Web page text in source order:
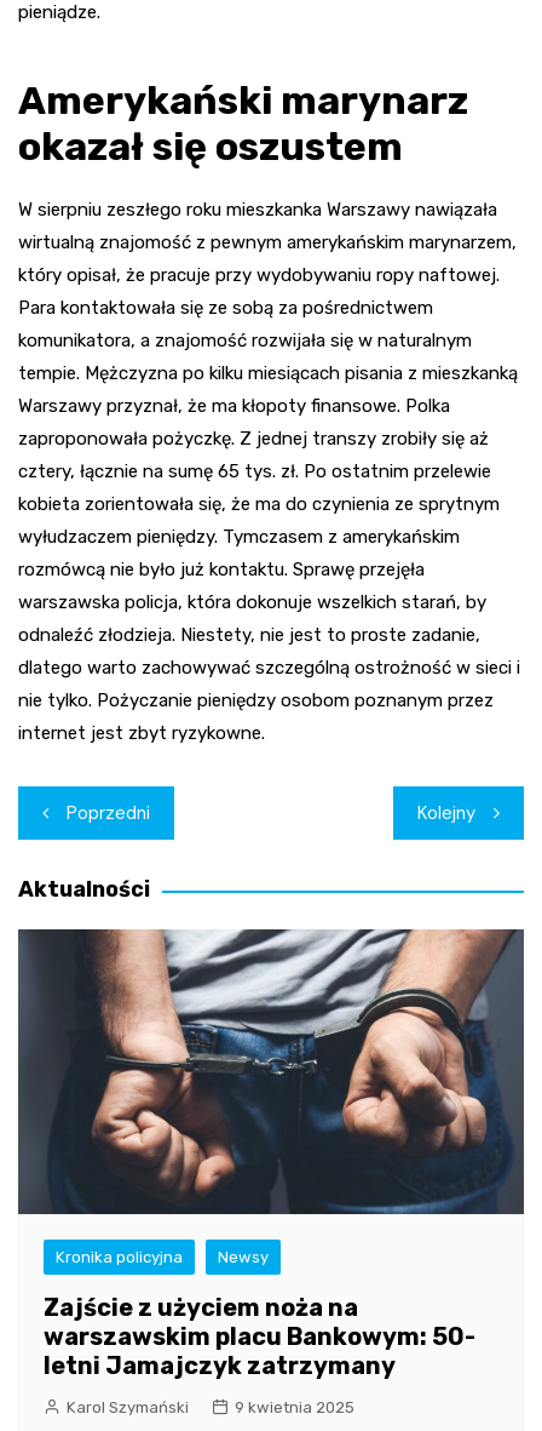
pieniądze.
Amerykański marynarz
okazał się oszustem
W sierpniu zeszłego roku mieszkanka Warszawy nawiązała
wirtualną znajomość z pewnym amerykańskim marynarzem,
który opisał, że pracuje przy wydobywaniu ropy naftowej.
Para kontaktowała się ze sobą za pośrednictwem
komunikatora, a znajomość rozwijała się w naturalnym
tempie. Mężczyzna po kilku miesiącach pisania z mieszkanką
Warszawy przyznał, że ma kłopoty finansowe. Polka
zaproponowała pożyczkę. Z jednej transzy zrobiły się aż
cztery, łącznie na sumę 65 tys. zł. Po ostatnim przelewie
kobieta zorientowała się, że ma do czynienia ze sprytnym
wyłudzaczem pieniędzy. Tymczasem z amerykańskim
rozmówcą nie było już kontaktu. Sprawę przejęła
warszawska policja, która dokonuje wszelkich starań, by
odnaleźć złodzieja. Niestety, nie jest to proste zadanie,
dlatego warto zachowywać szczególną ostrożność w sieci i
nie tylko. Pożyczanie pieniędzy osobom poznanym przez
internet jest zbyt ryzykowne.
Nawigacja
wpisu
Poprzedni Kolejny
Aktualności
Kronika policyjna Newsy
Zajście z użyciem noża na
warszawskim placu Bankowym: 50-
letni Jamajczyk zatrzymany
Karol Szymański 9 kwietnia 2025